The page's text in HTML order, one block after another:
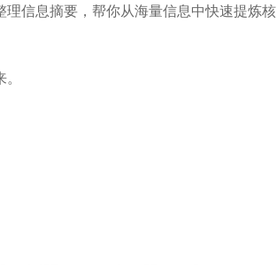
信息摘要，帮你从海量信息中快速提炼核